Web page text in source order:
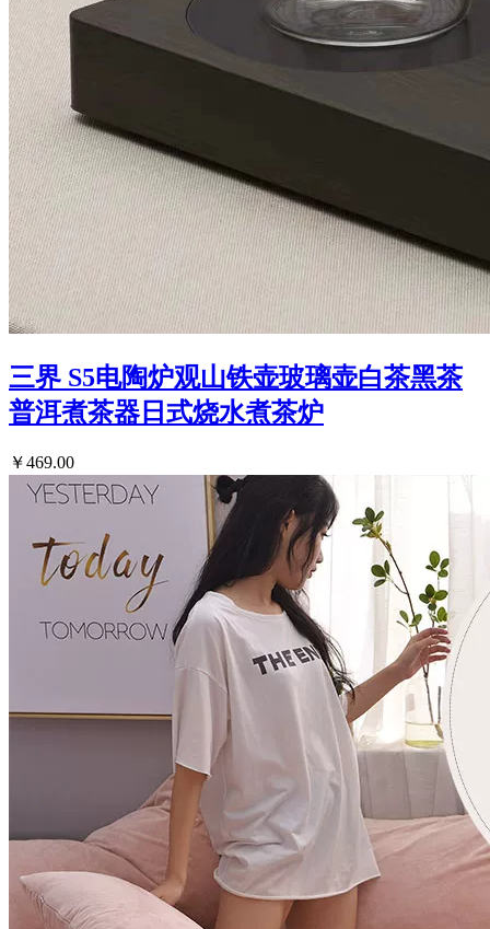
三界 S5电陶炉观山铁壶玻璃壶白茶黑茶
普洱煮茶器日式烧水煮茶炉
￥469.00